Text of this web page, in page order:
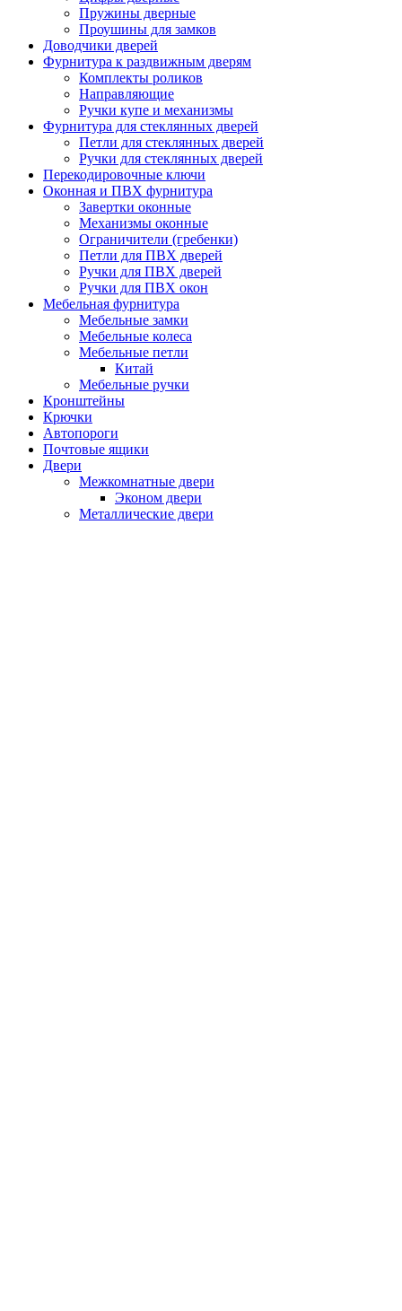
Пружины дверные
Проушины для замков
Доводчики дверей
Фурнитура к раздвижным дверям
Комплекты роликов
Направляющие
Ручки купе и механизмы
Фурнитура для стеклянных дверей
Петли для стеклянных дверей
Ручки для стеклянных дверей
Перекодировочные ключи
Оконная и ПВХ фурнитура
Завертки оконные
Механизмы оконные
Ограничители (гребенки)
Петли для ПВХ дверей
Ручки для ПВХ дверей
Ручки для ПВХ окон
Мебельная фурнитура
Мебельные замки
Мебельные колеса
Мебельные петли
Китай
Мебельные ручки
Кронштейны
Крючки
Автопороги
Почтовые ящики
Двери
Межкомнатные двери
Эконом двери
Металлические двери